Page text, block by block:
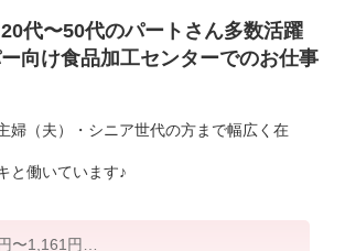
代〜50代のパートさん多数活躍
向け食品加工センターでのお仕事
婦（夫）・シニア世代の方まで幅広く在
と働いています♪
〜1,161円